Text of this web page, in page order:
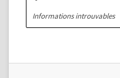
Informations introuvables